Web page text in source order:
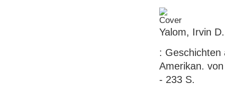
Yalom, Irvin
: Geschichten
Amerikan.
- 233 S.